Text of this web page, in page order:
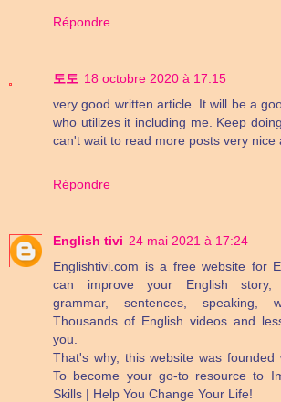
Répondre
토토 18 octobre 2020 à 17:15
very good written article. It will be a
who utilizes it including me. Keep
can't wait to read more posts very nice
Répondre
English tivi 24 mai 2021 à 17:24
Englishtivi.com is a free website for
can improve your English story,
grammar, sentences, speaking,
Thousands of English videos and
you.
That's why, this website was founded
To become your go-to resource to
Skills | Help You Change Your Life!